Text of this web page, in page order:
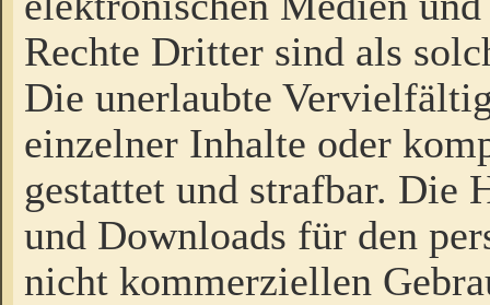
Rechte Dritter sind als
Die unerlaubte
einzelner Inhalte oder
gestattet und strafbar. Die
und Downloads für den
nicht kommerziellen